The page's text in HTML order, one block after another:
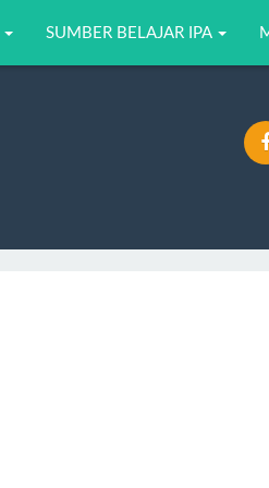
SUMBER BELAJAR IPA